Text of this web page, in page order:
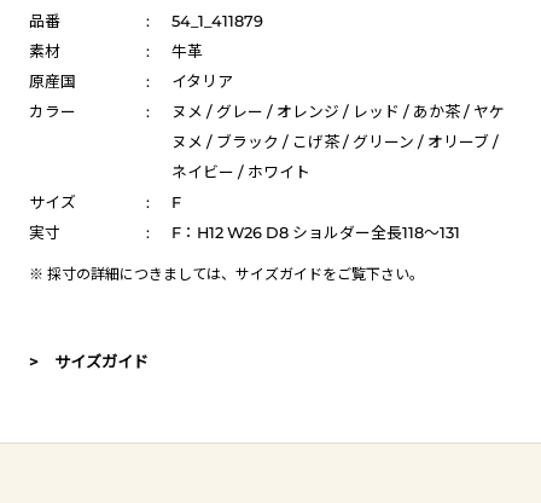
品番 :
54_1_411879
素材
:
牛革
原産国
:
イタリア
カラー
:
ヌメ / グレー / オレンジ / レッド / あか茶 / ヤケ
ヌメ / ブラック / こげ茶 / グリーン / オリーブ /
ネイビー / ホワイト
サイズ
:
F
実寸
: F：H12 W26 D8 ショルダー全長118～131
※ 採寸の詳細につきましては、 サイズガイドをご覧下さい。
> サイズガイド